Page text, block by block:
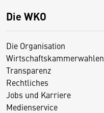
Die WKO
Die Organisation
Wirtschaftskammerwahlen
Transparenz
Rechtliches
Jobs und Karriere
Medienservice